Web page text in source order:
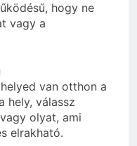
hogy ne
vagy a
van otthon a
hely, válassz
olyat, ami
elrakható.